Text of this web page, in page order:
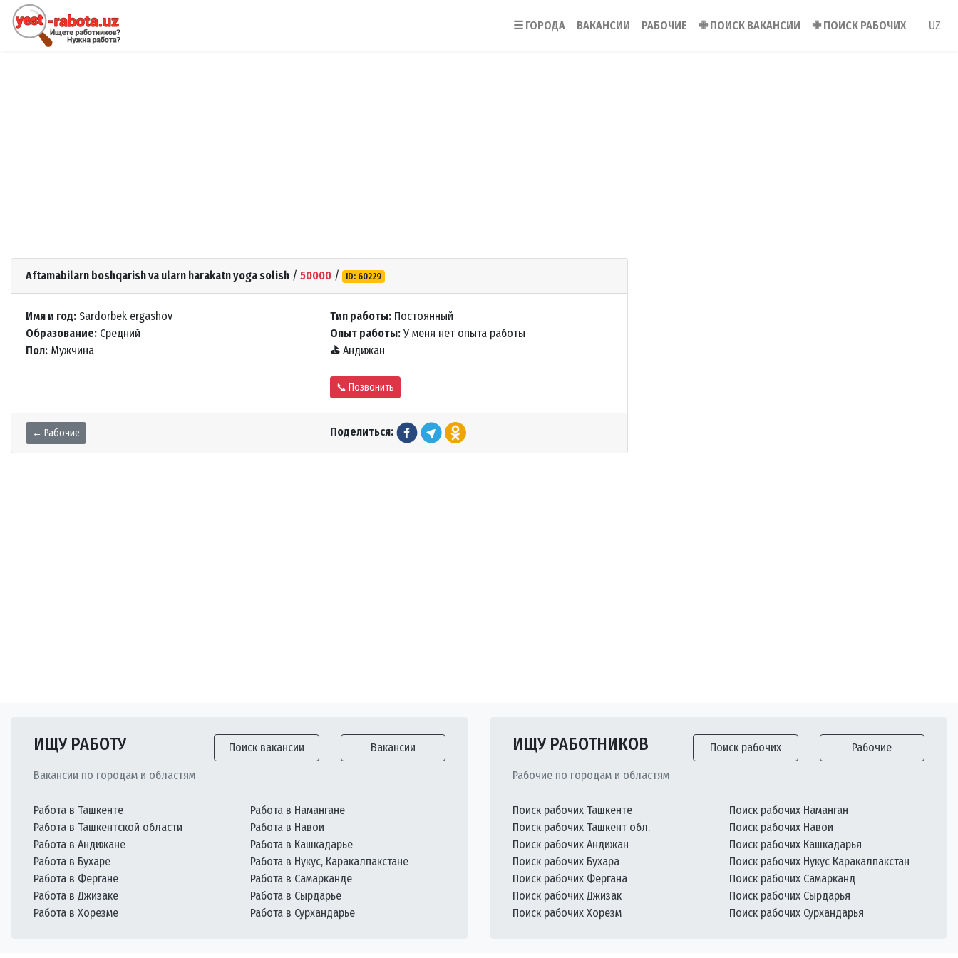
☰ ГОРОДА ВАКАНСИИ РАБОЧИЕ ✙ПОИСК ВАКАНСИИ ✙ПОИСК РАБОЧИХ UZ
Aftamabilarn boshqarish va ularn harakatn yoga solish / 50000 / ID: 60229
Имя и год: Sardorbek ergashov
Образование: Средний
Пол: Мужчина
Тип работы: Постоянный
Опыт работы: У меня нет опыта работы
⛳ Андижан
📞 Позвонить
← Рабочие Поделиться:
ИЩУ РАБОТУ Поиск вакансии Вакансии
Вакансии по городам и областям
Работа в Ташкенте
Работа в Ташкентской области
Работа в Андижане
Работа в Бухаре
Работа в Фергане
Работа в Джизаке
Работа в Хорезме
Работа в Намангане
Работа в Навои
Работа в Кашкадарье
Работа в Нукус, Каракалпакстане
Работа в Самарканде
Работа в Сырдарье
Работа в Сурхандарье
ИЩУ РАБОТНИКОВ Поиск рабочих Рабочие
Рабочие по городам и областям
Поиск рабочих Ташкенте
Поиск рабочих Ташкент обл.
Поиск рабочих Андижан
Поиск рабочих Бухара
Поиск рабочих Фергана
Поиск рабочих Джизак
Поиск рабочих Хорезм
Поиск рабочих Наманган
Поиск рабочих Навои
Поиск рабочих Кашкадарья
Поиск рабочих Нукус Каракалпакстан
Поиск рабочих Самарканд
Поиск рабочих Сырдарья
Поиск рабочих Сурхандарья